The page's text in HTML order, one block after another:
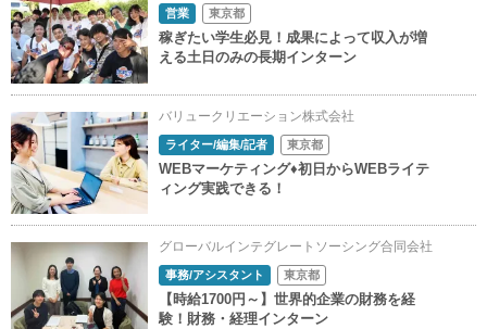
営業 東京都
稼ぎたい学生必見！成果によって収入が増
える土日のみの長期インターン
バリュークリエーション株式会社
ライター/編集/記者 東京都
WEBマーケティング♦初日からWEBライテ
ィング実践できる！
グローバルインテグレートソーシング合同会社
事務/アシスタント 東京都
【時給1700円～】世界的企業の財務を経
験！財務・経理インターン